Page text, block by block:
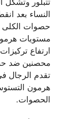
تتبلور وتشكل
النساء بعد
حصوات الكلى
مستويات
ارتفاع
محصنين ضد
تقدم الرجال
هرمون
الحصوات.